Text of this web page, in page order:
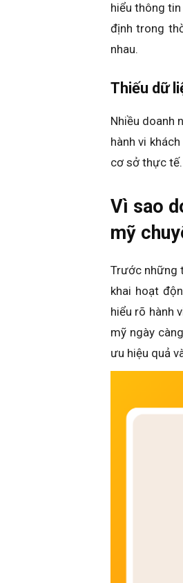
hiểu thông
định trong
nhau.
Thiếu dữ
Nhiều doanh
hành vi
cơ sở thực
Vì sao
mỹ
Trước những
khai hoạt
hiểu rõ hành
mỹ ngày
ưu hiệu quả